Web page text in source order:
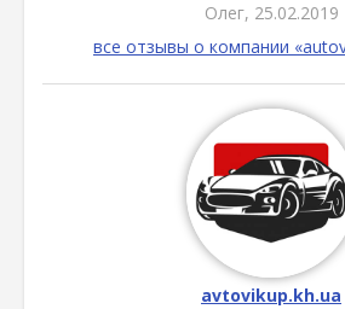
Олег, 25.02.2019
все отзывы о компании
avtovikup.kh.ua